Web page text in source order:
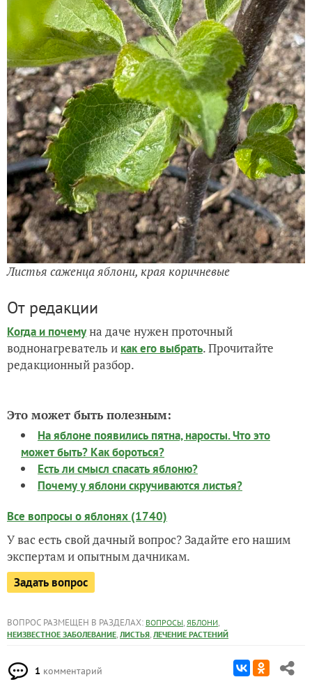
Листья саженца яблони, края коричневые
От редакции
Когда и почемуна даче нужен проточный
воднонагреватель и как его выбрать. Прочитайте
редакционный разбор.
Это может быть полезным:
На яблоне появились пятна, наросты. Что это
может быть? Как бороться?
Есть ли смысл спасать яблоню?
Почему у яблони скручиваются листья?
Все вопросы о яблонях (1740)
У вас есть свой дачный вопрос? Задайте его нашим
экспертам и опытным дачникам.
Задать вопрос
ВОПРОС РАЗМЕЩЕН В РАЗДЕЛАХ: ВОПРОСЫ, ЯБЛОНИ,
НЕИЗВЕСТНОЕ ЗАБОЛЕВАНИЕ, ЛИСТЬЯ, ЛЕЧЕНИЕ РАСТЕНИЙ
1 комментарий